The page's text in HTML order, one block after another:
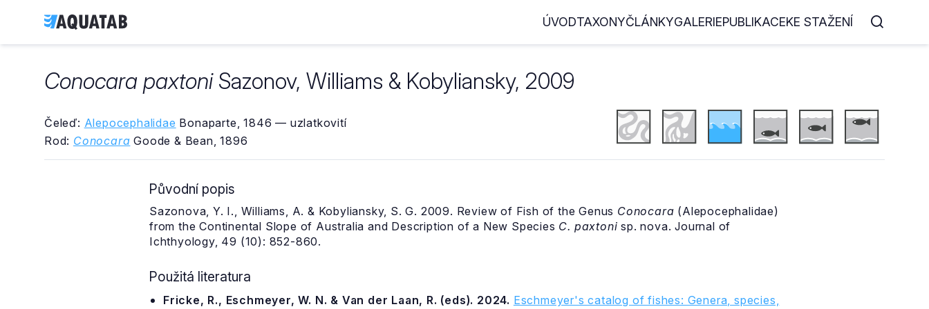
ÚVODTAXONYČLÁNKYGALERIEPUBLIKACEKE STAŽENÍ
Conocara paxtoniSazonov, Williams & Kobyliansky, 2009
Čeleď: Alepocephalidae Bonaparte, 1846 — uzlatkovití
Rod: Conocara Goode & Bean, 1896
Původní popis
Sazonova, Y. I., Williams, A. & Kobyliansky, S. G. 2009. Review of Fish of the Genus Conocara (Alepocephalidae)
from the Continental Slope of Australia and Description of a New Species C. paxtoni sp. nova. Journal of
Ichthyology, 49 (10): 852-860.
Použitá literatura
Fricke, R., Eschmeyer, W. N. & Van der Laan, R. (eds). 2024. Eschmeyer's catalog of fishes: Genera, species,